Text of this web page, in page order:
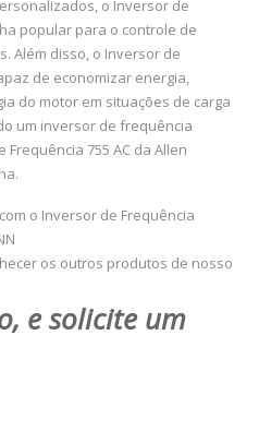
o Inversor de
popular para o controle de
Além disso, o Inversor de
de economizar energia,
do motor em situações de carga
um inversor de frequência
755 AC da Allen
o Inversor de Frequência
os outros produtos de nosso
e solicite um